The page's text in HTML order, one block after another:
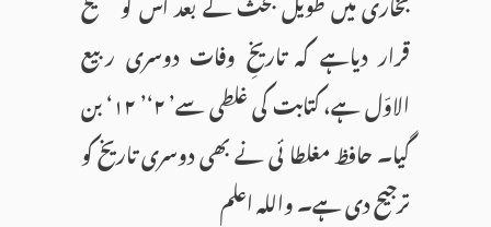
قرار دیاہے کہ تاریخِ وفات دوسری ربیع
الاوّل ہے، کتابت کی غلطی سے’ ۲‘’ ۱۲‘ بن
گیا۔ حافظ مغلطا ئی نے بھی دوسری تاریخ کو
ترجیح دی ہے۔ واللہ اعلم